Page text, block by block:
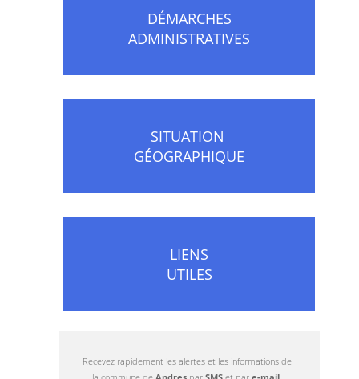
DÉMARCHES
ADMINISTRATIVES
SITUATION
GÉOGRAPHIQUE
LIENS
UTILES
Recevez rapidement les alertes et les informations de